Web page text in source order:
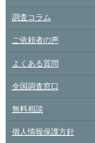
調査コラム
ご依頼者の声
よくある質問
全国調査窓口
無料相談
個人情報保護方針